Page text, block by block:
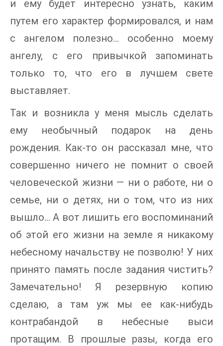
и ему будет интересно узнать, каким
путем его характер формировался, и нам
с ангелом полезно… особенно моему
ангелу, с его привычкой запоминать
только то, что его в лучшем свете
выставляет.
Так и возникла у меня мысль сделать
ему необычный подарок на день
рождения. Как-то он рассказал мне, что
совершенно ничего не помнит о своей
человеческой жизни — ни о работе, ни о
семье, ни о детях, ни о том, что из них
вышло… А вот лишить его воспоминаний
об этой его жизни на земле я никакому
небесному начальству не позволю! У них
принято память после задания чистить?
Замечательно! Я резервную копию
сделаю, а там уж мы ее как-нибудь
контрабандой в небесные выси
протащим. В прошлые разы, когда его